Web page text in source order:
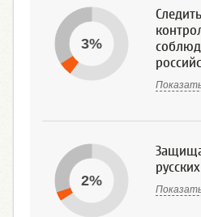
3%
2%
русских